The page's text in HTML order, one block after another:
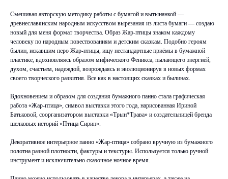
Смешивая авторскую методику работы с бумагой и вытынанкой —
древнеславянским народным искусством вырезания из листа бумаги — создаю
новый для меня формат творчества. Образ Жар-птицы знаком каждому
человеку по народным повествованиям и детским сказкам. Подобно героям
былин, искавшим перо Жар-птицы, ищу нестандартные приёмы в бумажной
пластике, вдохновляясь образом мифического Феникса, пылающего энергией,
духом, счастьем, надеждой, возрождаясь и эволюционируя в новых формах
своего творческого развития. Все как в настоящих сказках и былинах.
Вдохновением и образом для создания бумажного панно стала графическая
работа «Жар-птица», символ выставки этого года, нарисованная Ириной
Батьковой, соорганизатором выставки «Трын*Трава» и создательницей бренда
шелковых историй «Птица Сирин».
Декоративное интерьерное панно «Жар-птица» собрано вручную из бумажного
полотна разной плотности, фактуры и текстуры. Используется только ручной
инструмент и исключительно сказочное ночное время.